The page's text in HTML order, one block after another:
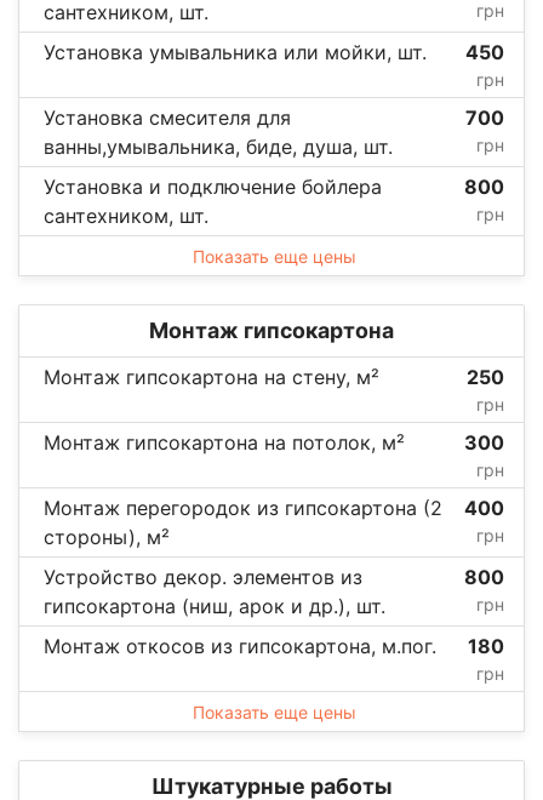
сантехником, шт. грн
Установка умывальника или мойки, шт. 450
грн
Установка смесителя для
ванны,умывальника, биде, душа, шт.
700
грн
Установка и подключение бойлера
сантехником, шт.
800
грн
Показать еще цены
Монтаж гипсокартона
Монтаж гипсокартона на стену, м² 250
грн
Монтаж гипсокартона на потолок, м² 300
грн
Монтаж перегородок из гипсокартона (2
стороны), м²
400
грн
Устройство декор. элементов из
гипсокартона (ниш, арок и др.), шт.
800
грн
Монтаж откосов из гипсокартона, м.пог. 180
грн
Показать еще цены
Штукатурные работы